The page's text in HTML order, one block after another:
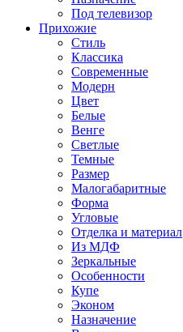
Под телевизор
Прихожие
Стиль
Классика
Современные
Модерн
Цвет
Белые
Венге
Светлые
Темные
Размер
Малогабаритные
Форма
Угловые
Отделка и материал
Из МДФ
Зеркальные
Особенности
Купе
Эконом
Назначение